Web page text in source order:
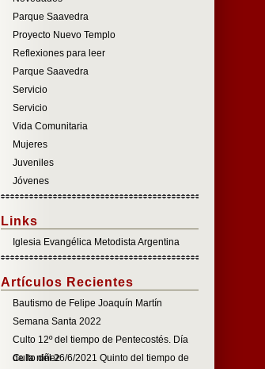
Parque Saavedra
Proyecto Nuevo Templo
Reflexiones para leer
Parque Saavedra
Servicio
Servicio
Vida Comunitaria
Mujeres
Juveniles
Jóvenes
Links
Iglesia Evangélica Metodista Argentina
Artículos Recientes
Bautismo de Felipe Joaquín Martín
Semana Santa 2022
Culto 12º del tiempo de Pentecostés. Día
de la niñez
Culto del 26/6/2021 Quinto del tiempo de